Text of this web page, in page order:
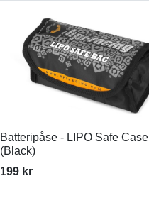
Batteripåse - LIPO Safe Case
(Black)
199 kr